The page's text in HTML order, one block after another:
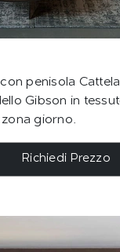
penisola
Gibson in
giorno.
Richiedi Prezzo